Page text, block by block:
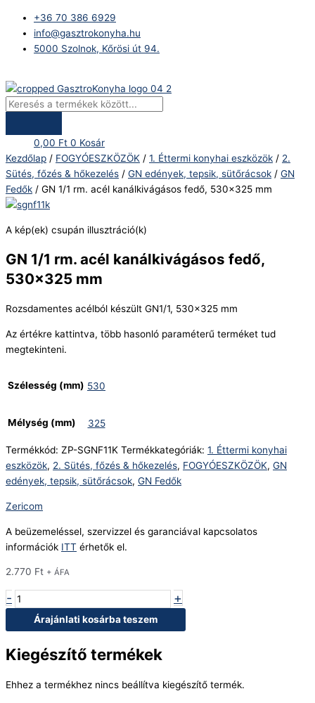
content
+36 70 386 6929
info@gasztrokonyha.hu
5000 Szolnok, Kőrösi út 94.
search
0,00 Ft 0 Kosár
Kezdőlap / FOGYÓESZKÖZÖK / 1. Éttermi konyhai eszközök / 2.
Sütés, főzés & hőkezelés / GN edények, tepsik, sütőrácsok / GN
Fedők / GN 1/1 rm. acél kanálkivágásos fedő, 530×325 mm
A kép(ek) csupán illusztráció(k)
GN 1/1 rm. acél kanálkivágásos fedő,
530×325 mm
Rozsdamentes acélból készült GN1/1, 530×325 mm
Az értékre kattintva, több hasonló paraméterű terméket tud
megtekinteni.
Szélesség (mm) 530
Mélység (mm) 325
Termékkód: ZP-SGNF11K Termékkategóriák: 1. Éttermi konyhai
eszközök, 2. Sütés, főzés & hőkezelés, FOGYÓESZKÖZÖK, GN
edények, tepsik, sütőrácsok, GN Fedők
Zericom
A beüzemeléssel, szervizzel és garanciával kapcsolatos
információk ITT érhetők el.
2.770 Ft + ÁFA
-
1/1
rm.
acél
fedő,
530x325
mm
+
Árajánlati kosárba teszem
Kiegészítő termékek
Ehhez a termékhez nincs beállítva kiegészítő termék.